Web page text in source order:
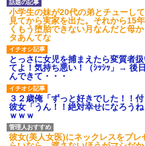
【悲報】タトゥー彫師23年目
店長「タトゥー入れにくるやつ
99%バカです」
【画像】女芸人の吉住さん、
メイクしたら普通に美人の部類
だった→ご覧くださいw w w w
w w w w
ATMで俺が暗証番号を入力し
終わった瞬間に、後ろに並んで
いた外国人風の女がこちらに荷
物をばらまきやがった。俺（う
っぜぇ。引き落としキャンセル...
ハードオフに売っていた4万
4000円のフィギュアがヤバすぎ
るｗｗｗｗｗｗ「こんな高い
小学生の妹が20代の弟とチューし
見てから実家を出た。それから15
くもう堕胎できない月なんだと母
タあんてな
とっさに女児を捕まえたら変質者
てよ！気持ち悪い！（ｼｯｼｯ」→ 後
んできて・・・
３２歳俺「ずっと好きでした！！
彼女「うん！！絶対幸せになろ
ｗｗｗ
彼女(美人女医)にネックレスをプレ